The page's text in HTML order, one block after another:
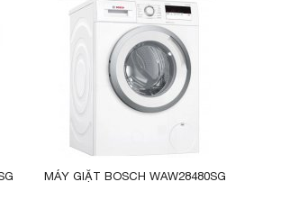
MÁY GIẶT BOSCH WAW28480SG